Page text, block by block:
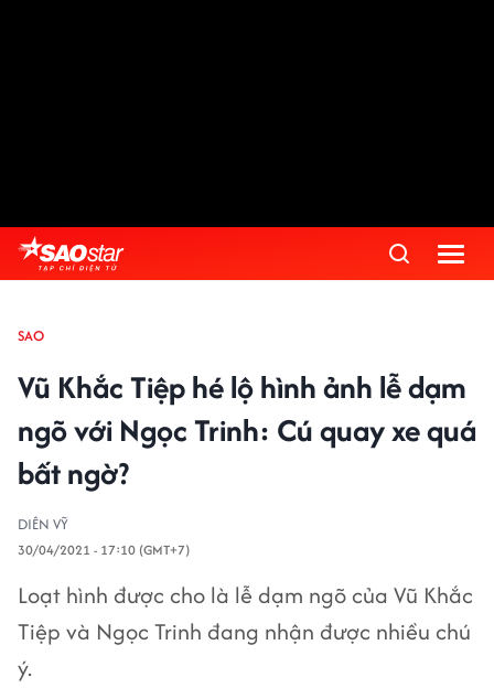
SAO
Vũ Khắc Tiệp hé lộ hình ảnh lễ dạm
ngõ với Ngọc Trinh: Cú quay xe quá
bất ngờ?
DIÊN VỸ
30/04/2021 - 17:10 (GMT+7)
Loạt hình được cho là lễ dạm ngõ của Vũ Khắc
Tiệp và Ngọc Trinh đang nhận được nhiều chú
ý.